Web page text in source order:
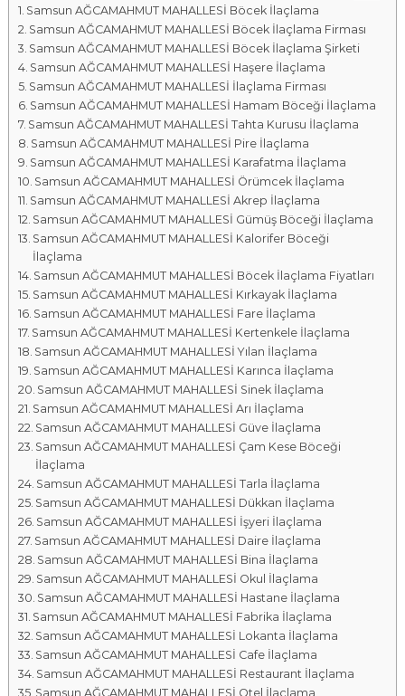
a
l
a
r
ı
Samsun AĞCAMAHMUT MAHALLESİ Böcek İlaçlama
Samsun AĞCAMAHMUT MAHALLESİ Böcek İlaçlama Firması
Samsun AĞCAMAHMUT MAHALLESİ Böcek İlaçlama Şirketi
Samsun AĞCAMAHMUT MAHALLESİ Haşere İlaçlama
Samsun AĞCAMAHMUT MAHALLESİ İlaçlama Firması
Samsun AĞCAMAHMUT MAHALLESİ Hamam Böceği İlaçlama
Samsun AĞCAMAHMUT MAHALLESİ Tahta Kurusu İlaçlama
Samsun AĞCAMAHMUT MAHALLESİ Pire İlaçlama
Samsun AĞCAMAHMUT MAHALLESİ Karafatma İlaçlama
Samsun AĞCAMAHMUT MAHALLESİ Örümcek İlaçlama
Samsun AĞCAMAHMUT MAHALLESİ Akrep İlaçlama
Samsun AĞCAMAHMUT MAHALLESİ Gümüş Böceği İlaçlama
Samsun AĞCAMAHMUT MAHALLESİ Kalorifer Böceği
İlaçlama
Samsun AĞCAMAHMUT MAHALLESİ Böcek İlaçlama Fiyatları
Samsun AĞCAMAHMUT MAHALLESİ Kırkayak İlaçlama
Samsun AĞCAMAHMUT MAHALLESİ Fare İlaçlama
Samsun AĞCAMAHMUT MAHALLESİ Kertenkele İlaçlama
Samsun AĞCAMAHMUT MAHALLESİ Yılan İlaçlama
Samsun AĞCAMAHMUT MAHALLESİ Karınca İlaçlama
Samsun AĞCAMAHMUT MAHALLESİ Sinek İlaçlama
Samsun AĞCAMAHMUT MAHALLESİ Arı İlaçlama
Samsun AĞCAMAHMUT MAHALLESİ Güve İlaçlama
Samsun AĞCAMAHMUT MAHALLESİ Çam Kese Böceği
İlaçlama
Samsun AĞCAMAHMUT MAHALLESİ Tarla İlaçlama
Samsun AĞCAMAHMUT MAHALLESİ Dükkan İlaçlama
Samsun AĞCAMAHMUT MAHALLESİ İşyeri İlaçlama
Samsun AĞCAMAHMUT MAHALLESİ Daire İlaçlama
Samsun AĞCAMAHMUT MAHALLESİ Bina İlaçlama
Samsun AĞCAMAHMUT MAHALLESİ Okul İlaçlama
Samsun AĞCAMAHMUT MAHALLESİ Hastane İlaçlama
Samsun AĞCAMAHMUT MAHALLESİ Fabrika İlaçlama
Samsun AĞCAMAHMUT MAHALLESİ Lokanta İlaçlama
Samsun AĞCAMAHMUT MAHALLESİ Cafe İlaçlama
Samsun AĞCAMAHMUT MAHALLESİ Restaurant İlaçlama
Samsun AĞCAMAHMUT MAHALLESİ Otel İlaçlama